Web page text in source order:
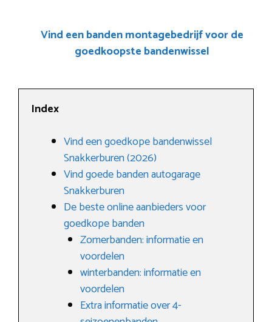
Vind een banden montagebedrijf voor de
goedkoopste bandenwissel
Index
Vind een goedkope bandenwissel
Snakkerburen (2026)
Vind goede banden autogarage
Snakkerburen
De beste online aanbieders voor
goedkope banden
Zomerbanden: informatie en
voordelen
winterbanden: informatie en
voordelen
Extra informatie over 4-